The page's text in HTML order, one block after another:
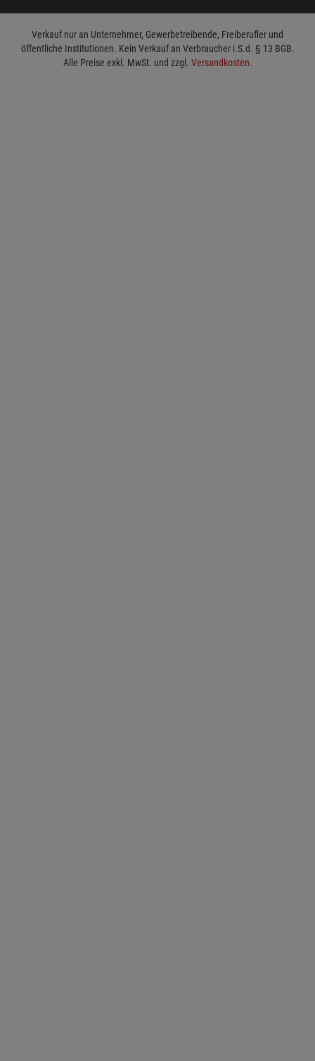
Verkauf nur an Unternehmer, Gewerbetreibende, Freiberufler und
öffentliche Institutionen. Kein Verkauf an Verbraucher i.S.d. § 13 BGB.
Alle Preise exkl. MwSt. und zzgl. Versandkosten.